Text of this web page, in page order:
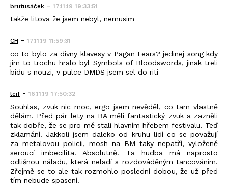
brutusáček - 17.11.19 19:33:51
takže litova že jsem nebyl, nemusim
CH - 17.11.19 11:59:31
co to bylo za divny klavesy v Pagan Fears? jedinej song kdy
jim to trochu hralo byl Symbols of Bloodswords, jinak treli
bidu s nouzi, v pulce DMDS jsem sel do riti
leif - 16.11.19 17:50:32
Souhlas, zvuk nic moc, ergo jsem nevěděl, co tam vlastně
dělám. Před pár lety na BA měli fantastický zvuk a zazněli
tak dobře, že se pro mě stali hlavním hřebem festivalu. Teď
zklamání. Jakkoli jsem daleko od kruhu lidí co se považují
za metalovou policii, mosh na BM taky nepatří, vyloženě
seroucí imbecilita. Absolutně. Ta hudba má naprosto
odlišnou náladu, která neladí s rozdováděným tancováním.
Zřejmě se to ale tak rozmohlo poslední dobou, že už před
tím nebude spasení.